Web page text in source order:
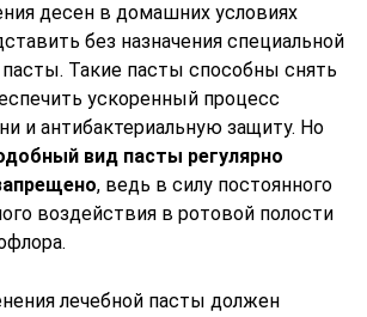
десен в домашних условиях
без назначения специальной
пасты. Такие пасты способны снять
ускоренный процесс
и антибактериальную защиту. Но
вид пасты регулярно
, ведь в силу постоянного
воздействия в ротовой полости
лечебной пасты должен